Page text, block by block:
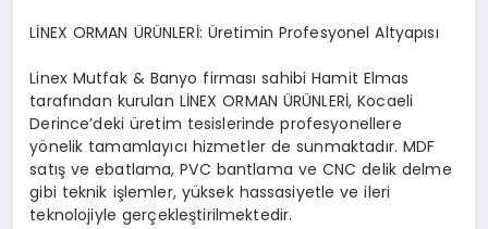
LİNEX ORMAN ÜRÜNLERİ: Üretimin Profesyonel Altyapısı
Linex Mutfak & Banyo firması sahibi Hamit Elmas
tarafından kurulan LİNEX ORMAN ÜRÜNLERİ, Kocaeli
Derince’deki üretim tesislerinde profesyonellere
yönelik tamamlayıcı hizmetler de sunmaktadır. MDF
satış ve ebatlama, PVC bantlama ve CNC delik delme
gibi teknik işlemler, yüksek hassasiyetle ve ileri
teknolojiyle gerçekleştirilmektedir.